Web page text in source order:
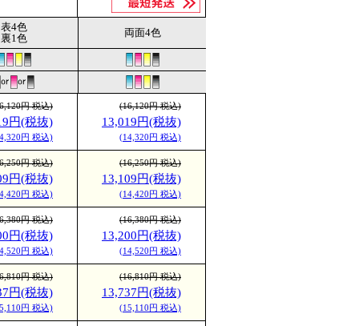
円 税込)
円(税抜)
円 税込)
(16,120円 税込)
13,019円(税抜)
(14,320円 税込)
円 税込)
円(税抜)
円 税込)
(16,250円 税込)
13,109円(税抜)
(14,420円 税込)
円 税込)
円(税抜)
円 税込)
(16,380円 税込)
13,200円(税抜)
(14,520円 税込)
円 税込)
円(税抜)
円 税込)
(16,810円 税込)
13,737円(税抜)
(15,110円 税込)
表4色
裏1色
両面4色